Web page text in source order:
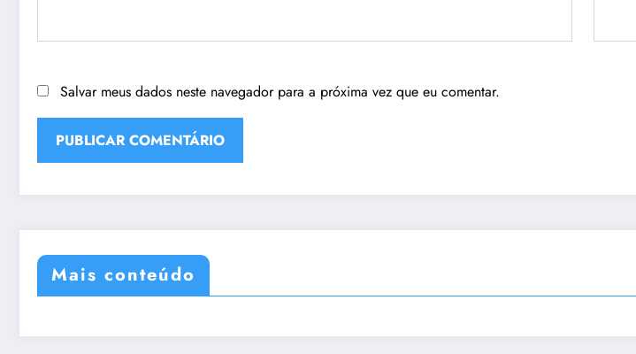
Salvar meus dados neste navegador para a próxima vez que eu comentar.
Mais conteúdo